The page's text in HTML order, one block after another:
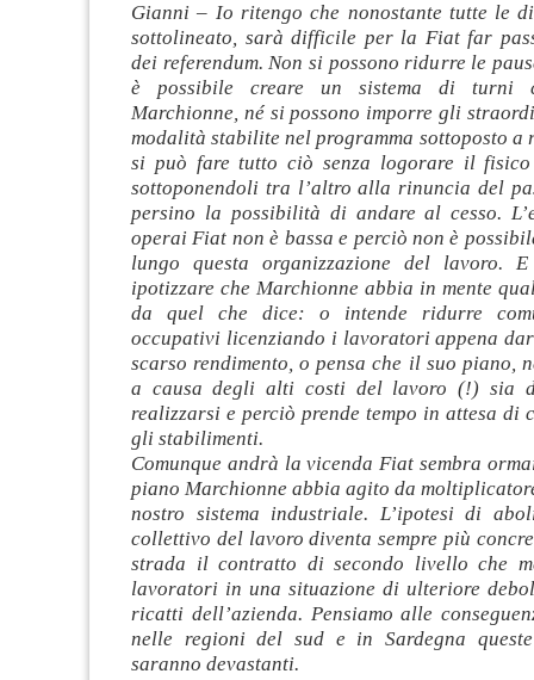
Gianni – Io ritengo che nonostante tutte le
sottolineato, sarà difficile per la Fiat far
dei referendum. Non si possono ridurre le
è possibile creare un sistema di turni
Marchionne, né si possono imporre gli
modalità stabilite nel programma sottoposto a
si può fare tutto ciò senza logorare il
sottoponendoli tra l’altro alla rinuncia del
persino la possibilità di andare al cesso.
operai Fiat non è bassa e perciò non è
lungo questa organizzazione del lavoro.
ipotizzare che Marchionne abbia in mente
da quel che dice: o intende ridurre
occupativi licenziando i lavoratori appena
scarso rendimento, o pensa che il suo piano,
a causa degli alti costi del lavoro (!) sia
realizzarsi e perciò prende tempo in attesa di
gli stabilimenti.
Comunque andrà la vicenda Fiat sembra
piano Marchionne abbia agito da
nostro sistema industriale. L’ipotesi di
collettivo del lavoro diventa sempre più
strada il contratto di secondo livello che
lavoratori in una situazione di ulteriore
ricatti dell’azienda. Pensiamo alle
nelle regioni del sud e in Sardegna
saranno devastanti.